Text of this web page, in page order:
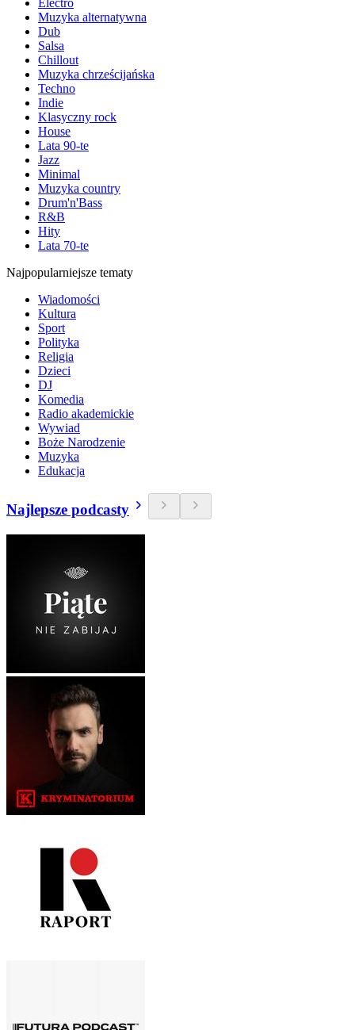
Electro
Muzyka alternatywna
Dub
Salsa
Chillout
Muzyka chrześcijańska
Techno
Indie
Klasyczny rock
House
Lata 90-te
Jazz
Minimal
Muzyka country
Drum'n'Bass
R&B
Hity
Lata 70-te
Najpopularniejsze tematy
Wiadomości
Kultura
Sport
Polityka
Religia
Dzieci
DJ
Komedia
Radio akademickie
Wywiad
Boże Narodzenie
Muzyka
Edukacja
Najlepsze podcasty